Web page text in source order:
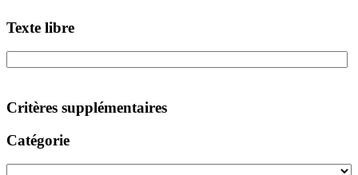
Texte libre
Critères supplémentaires
Catégorie